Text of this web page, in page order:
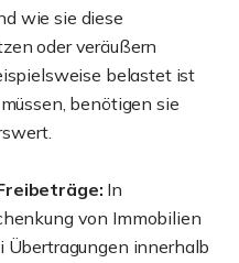
wie sie diese
oder veräußern
belastet ist
benötigen sie
In
von Immobilien
Übertragungen innerhalb